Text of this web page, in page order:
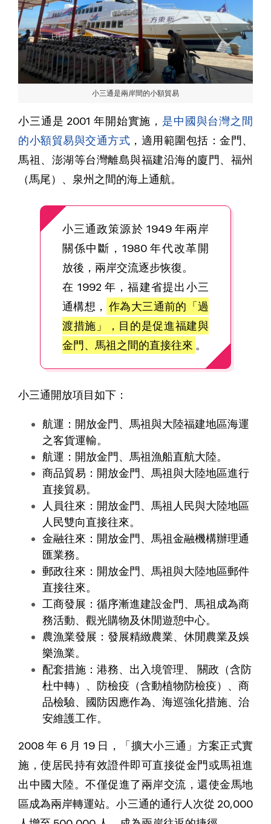
小三通是兩岸間的小額貿易
小三通是 2001 年開始實施， 是中國與台灣之間
的小額貿易與交通方式 ，適用範圍包括：金門、
馬祖、澎湖等台灣離島與福建沿海的廈門、福州
（馬尾）、泉州之間的海上通航。
小三通政策源於 1949 年兩岸
關係中斷，1980 年代改革開
放後，兩岸交流逐步恢復。
在 1992 年，福建省提出小三
通構想， 作為大三通前的「過
渡措施」，目的是促進福建與
金門、馬祖之間的直接往來 。
小三通開放項目如下：
航運：開放金門、馬祖與大陸福建地區海運
之客貨運輸。
航運：開放金門、馬祖漁船直航大陸。
商品貿易：開放金門、馬祖與大陸地區進行
直接貿易。
人員往來：開放金門、馬祖人民與大陸地區
人民雙向直接往來。
金融往來：開放金門、馬祖金融機構辦理通
匯業務。
郵政往來：開放金門、馬祖與大陸地區郵件
直接往來。
工商發展：循序漸進建設金門、馬祖成為商
務活動、觀光購物及休閒遊憩中心。
農漁業發展：發展精緻農業、休閒農業及娛
樂漁業。
配套措施：港務、出入境管理、 關政（含防
杜中轉）、防檢疫（含動植物防檢疫）、商
品檢驗、國防因應作為、海巡強化措施、治
安維護工作。
2008 年 6 月 19 日，「擴大小三通」方案正式實
施，使居民持有效證件即可直接從金門或馬祖進
出中國大陸。不僅促進了兩岸交流，還使金馬地
區成為兩岸轉運站。小三通的通行人次從 20,000